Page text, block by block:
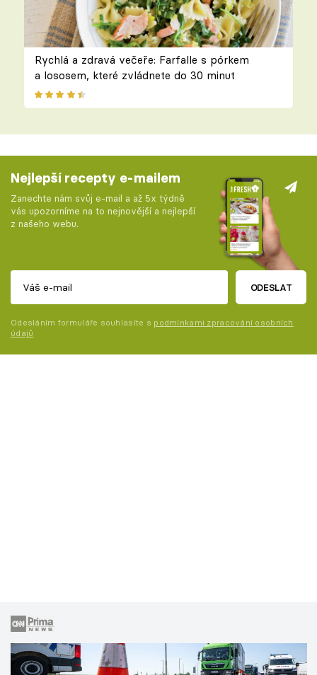
Rychlá a zdravá večeře: Farfalle s pórkem
a lososem, které zvládnete do 30 minut
Nejlepší recepty e-mailem
Zanechte nám svůj e-mail a až 5x týdně
vás upozorníme na to nejnovější a nejlepší
z našeho webu.
ODESLAT
Odesláním formuláře souhlasíte s podmínkami zpracování osobních
údajů